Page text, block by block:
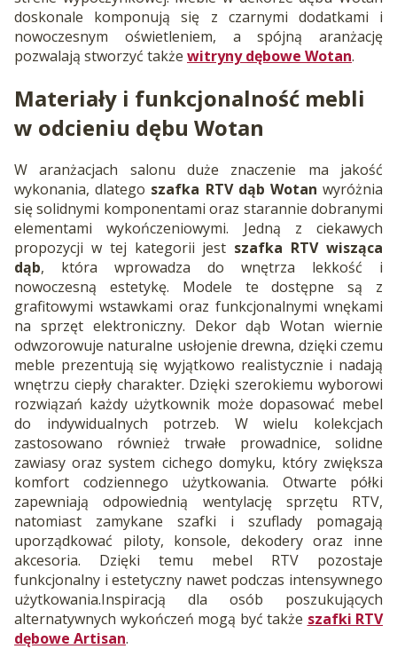
doskonale komponują się z czarnymi dodatkami i
nowoczesnym oświetleniem, a spójną aranżację
pozwalają stworzyć także witryny dębowe Wotan.
Materiały i funkcjonalność mebli
w odcieniu dębu Wotan
W aranżacjach salonu duże znaczenie ma jakość
wykonania, dlatego szafka RTV dąb Wotan wyróżnia
się solidnymi komponentami oraz starannie dobranymi
elementami wykończeniowymi. Jedną z ciekawych
propozycji w tej kategorii jest szafka RTV wisząca
dąb, która wprowadza do wnętrza lekkość i
nowoczesną estetykę. Modele te dostępne są z
grafitowymi wstawkami oraz funkcjonalnymi wnękami
na sprzęt elektroniczny. Dekor dąb Wotan wiernie
odwzorowuje naturalne usłojenie drewna, dzięki czemu
meble prezentują się wyjątkowo realistycznie i nadają
wnętrzu ciepły charakter. Dzięki szerokiemu wyborowi
rozwiązań każdy użytkownik może dopasować mebel
do indywidualnych potrzeb. W wielu kolekcjach
zastosowano również trwałe prowadnice, solidne
zawiasy oraz system cichego domyku, który zwiększa
komfort codziennego użytkowania. Otwarte półki
zapewniają odpowiednią wentylację sprzętu RTV,
natomiast zamykane szafki i szuflady pomagają
uporządkować piloty, konsole, dekodery oraz inne
akcesoria. Dzięki temu mebel RTV pozostaje
funkcjonalny i estetyczny nawet podczas intensywnego
użytkowania.Inspiracją dla osób poszukujących
alternatywnych wykończeń mogą być także szafki RTV
dębowe Artisan.